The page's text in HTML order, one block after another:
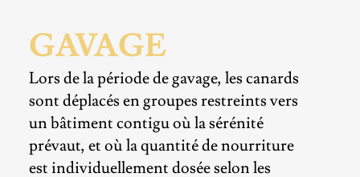
GAVAGE
Lors de la période de gavage, les canards
sont déplacés en groupes restreints vers
un bâtiment contigu où la sérénité
prévaut, et où la quantité de nourriture
est individuellement dosée selon les